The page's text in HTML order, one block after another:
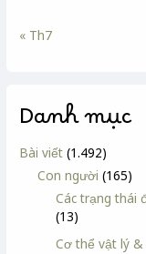
« Th7
Danh mục
Bài viết (1.492)
Con người (165)
Các trạng thái
(13)
Cơ thể vật lý